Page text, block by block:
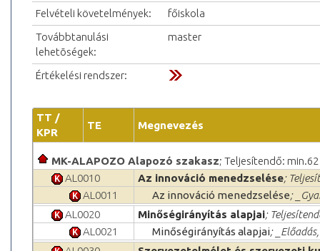
Felvételi követelmények:
főiskola
Továbbtanulási
lehetõségek:
master
Értékelési rendszer:
TT /
KPR
TE Megnevezés
MK-ALAPOZO Alapozó szakasz; Teljesítendő:
AL0010
Az innováció menedzselése;
AL0011
Az innováció menedzselése;
AL0020
Minőségirányítás alapjai;
AL0021
Minőségirányítás alapjai;